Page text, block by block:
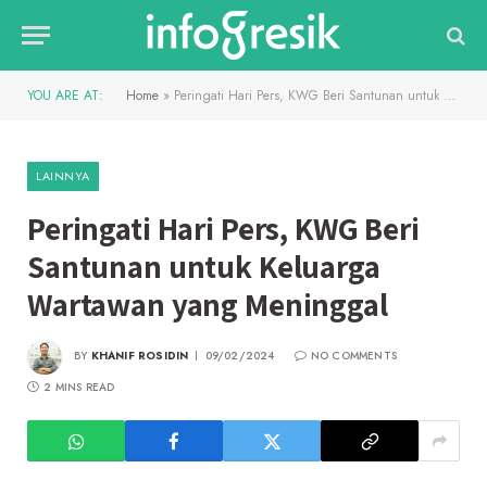
YOU ARE AT: Home » Peringati Hari Pers, KWG Beri Santunan untuk Keluarga Wartawan yang Meninggal
LAINNYA
Peringati Hari Pers, KWG Beri
Santunan untuk Keluarga
Wartawan yang Meninggal
BY KHANIF ROSIDIN 09/02/2024
NO COMMENTS
2 MINS READ